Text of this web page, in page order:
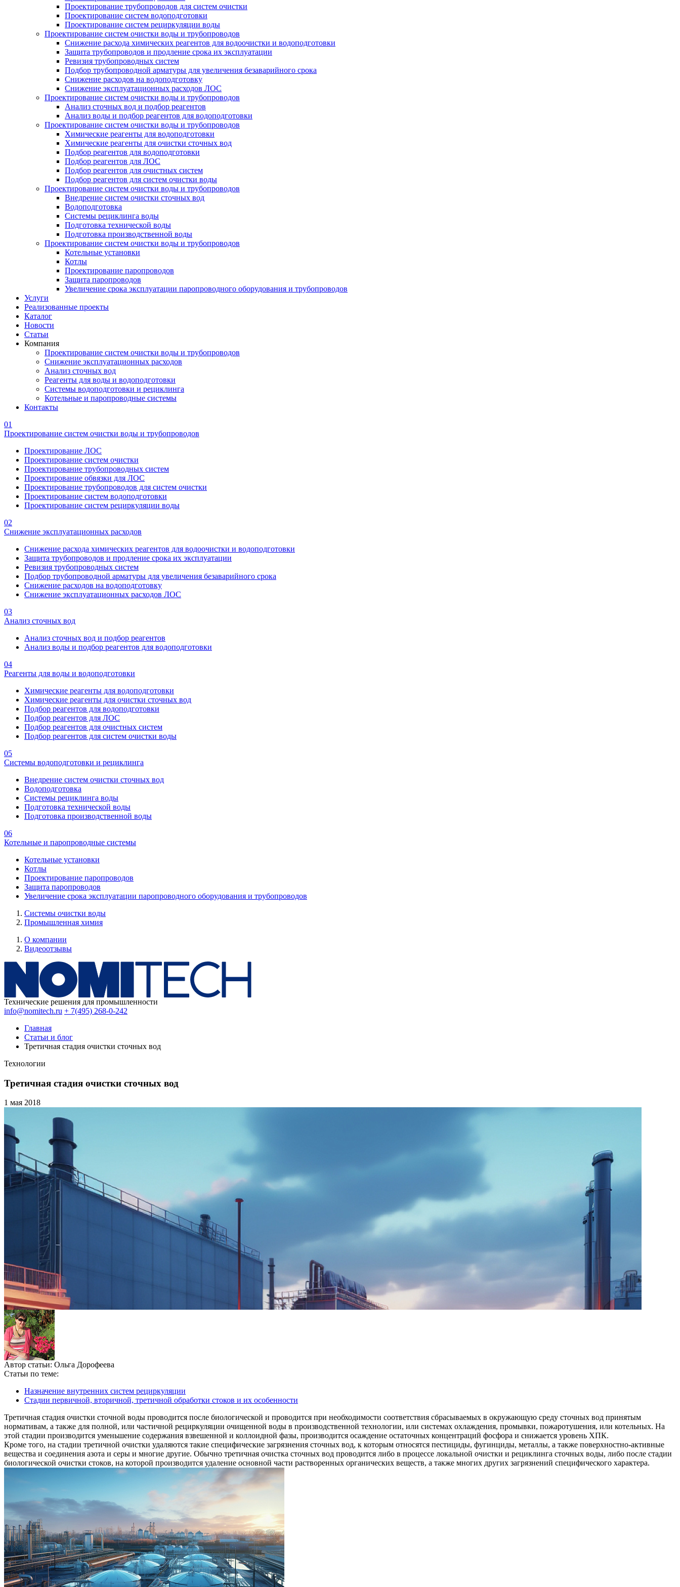
Проектирование трубопроводов для систем очистки
Проектирование систем водоподготовки
Проектирование систем рециркуляции воды
Проектирование систем очистки воды и трубопроводов
Снижение расхода химических реагентов для водоочистки и водоподготовки
Защита трубопроводов и продление срока их эксплуатации
Ревизия трубопроводных систем
Подбор трубопроводной арматуры для увеличения безаварийного срока
Снижение расходов на водоподготовку
Снижение эксплуатационных расходов ЛОС
Проектирование систем очистки воды и трубопроводов
Анализ сточных вод и подбор реагентов
Анализ воды и подбор реагентов для водоподготовки
Проектирование систем очистки воды и трубопроводов
Химические реагенты для водоподготовки
Химические реагенты для очистки сточных вод
Подбор реагентов для водоподготовки
Подбор реагентов для ЛОС
Подбор реагентов для очистных систем
Подбор реагентов для систем очистки воды
Проектирование систем очистки воды и трубопроводов
Внедрение систем очистки сточных вод
Водоподготовка
Системы рециклинга воды
Подготовка технической воды
Подготовка производственной воды
Проектирование систем очистки воды и трубопроводов
Котельные установки
Котлы
Проектирование паропроводов
Защита паропроводов
Увеличение срока эксплуатации паропроводного оборудования и трубопроводов
Услуги
Реализованные проекты
Каталог
Новости
Статьи
Компания
Проектирование систем очистки воды и трубопроводов
Снижение эксплуатационных расходов
Анализ сточных вод
Реагенты для воды и водоподготовки
Системы водоподготовки и рециклинга
Котельные и паропроводные системы
Контакты
01
Проектирование систем очистки воды и трубопроводов
Проектирование ЛОС
Проектирование систем очистки
Проектирование трубопроводных систем
Проектирование обвязки для ЛОС
Проектирование трубопроводов для систем очистки
Проектирование систем водоподготовки
Проектирование систем рециркуляции воды
02
Снижение эксплуатационных расходов
Снижение расхода химических реагентов для водоочистки и водоподготовки
Защита трубопроводов и продление срока их эксплуатации
Ревизия трубопроводных систем
Подбор трубопроводной арматуры для увеличения безаварийного срока
Снижение расходов на водоподготовку
Снижение эксплуатационных расходов ЛОС
03
Анализ сточных вод
Анализ сточных вод и подбор реагентов
Анализ воды и подбор реагентов для водоподготовки
04
Реагенты для воды и водоподготовки
Химические реагенты для водоподготовки
Химические реагенты для очистки сточных вод
Подбор реагентов для водоподготовки
Подбор реагентов для ЛОС
Подбор реагентов для очистных систем
Подбор реагентов для систем очистки воды
05
Системы водоподготовки и рециклинга
Внедрение систем очистки сточных вод
Водоподготовка
Системы рециклинга воды
Подготовка технической воды
Подготовка производственной воды
06
Котельные и паропроводные системы
Котельные установки
Котлы
Проектирование паропроводов
Защита паропроводов
Увеличение срока эксплуатации паропроводного оборудования и трубопроводов
Системы очистки воды
Промышленная химия
О компании
Видеоотзывы
Технические решения для промышленности
info@nomitech.ru + 7(495) 268-0-242
Главная
Статьи и блог
Третичная стадия очистки сточных вод
Технологии
Третичная стадия очистки сточных вод
1 мая 2018
Автор статьи: Ольга Дорофеева
Статьи по теме:
Назначение внутренних систем рециркуляции
Стадии первичной, вторичной, третичной обработки стоков и их особенности
Третичная стадия очистки сточной воды проводится после биологической и проводится при необходимости соответствия сбрасываемых в окружающую среду сточных вод принятым
нормативам, а также для полной, или частичной рециркуляции очищенной воды в производственной технологии, или системах охлаждения, промывки, пожаротушения, или котельных. На
этой стадии производится уменьшение содержания взвешенной и коллоидной фазы, производится осаждение остаточных концентраций фосфора и снижается уровень ХПК.
Кроме того, на стадии третичной очистки удаляются такие специфические загрязнения сточных вод, к которым относятся пестициды, фугинциды, металлы, а также поверхностно-активные
вещества и соединения азота и серы и многие другие. Обычно третичная очистка сточных вод проводится либо в процессе локальной очистки и рециклинга сточных воды, либо после стадии
биологической очистки стоков, на которой производится удаление основной части растворенных органических веществ, а также многих других загрязнений специфического характера.